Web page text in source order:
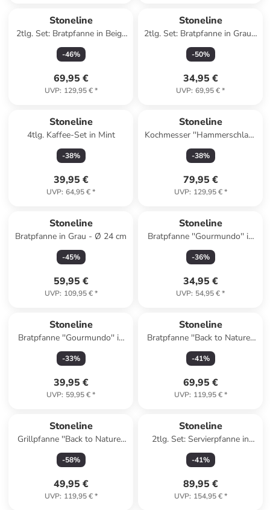
Stoneline
2tlg. Set: Bratpfanne in Beige
- Ø 28 cm
-46%
69,95 €
UVP: 129,95 €*
Stoneline
2tlg. Set: Bratpfanne in Grau -
Ø 24 cm
-50%
34,95 €
UVP: 69,95 €*
Stoneline
4tlg. Kaffee-Set in Mint
-38%
39,95 €
UVP: 64,95 €*
Stoneline
Kochmesser ''Hammerschlag''
in Hellbraun - (L)34 cm
-38%
79,95 €
UVP: 129,95 €*
Stoneline
Bratpfanne in Grau - Ø 24 cm
-45%
59,95 €
UVP: 109,95 €*
Stoneline
Bratpfanne ''Gourmundo'' in
Grau - Ø 18 cm
-36%
34,95 €
UVP: 54,95 €*
Stoneline
Bratpfanne ''Gourmundo'' in
Schwarz - Ø 20 cm
-33%
39,95 €
UVP: 59,95 €*
Stoneline
Bratpfanne ''Back to Nature''
in Grau - Ø 24 cm
-41%
69,95 €
UVP: 119,95 €*
Stoneline
Grillpfanne ''Back to Nature''
in Schwarz - (L)28 x (B)28 cm
-58%
49,95 €
UVP: 119,95 €*
Stoneline
2tlg. Set: Servierpfanne in
Grau - Ø 28 cm
-41%
89,95 €
UVP: 154,95 €*